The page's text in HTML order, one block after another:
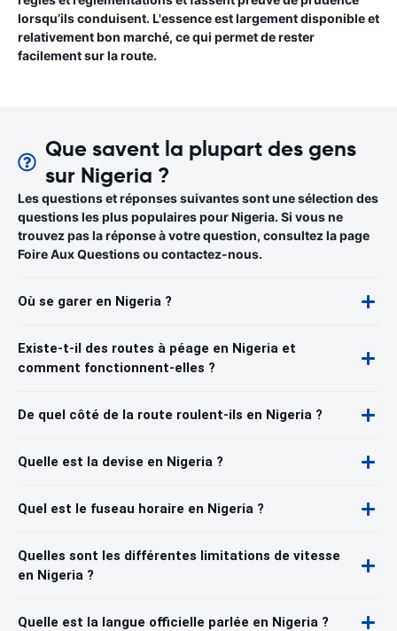
lorsqu’ils conduisent. L'essence est largement disponible et
relativement bon marché, ce qui permet de rester
facilement sur la route.
Que savent la plupart des gens
sur Nigeria ?
Les questions et réponses suivantes sont une sélection des
questions les plus populaires pour Nigeria. Si vous ne
trouvez pas la réponse à votre question, consultez la page
Foire Aux Questions ou contactez-nous.
Où se garer en Nigeria ?
Existe-t-il des routes à péage en Nigeria et
comment fonctionnent-elles ?
De quel côté de la route roulent-ils en Nigeria ?
Quelle est la devise en Nigeria ?
Quel est le fuseau horaire en Nigeria ?
Quelles sont les différentes limitations de vitesse
en Nigeria ?
Quelle est la langue officielle parlée en Nigeria ?